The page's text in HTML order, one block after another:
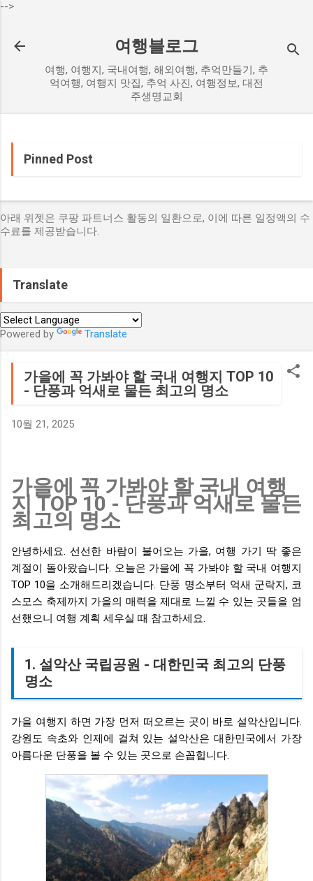
-->
여행블로그
여행, 여행지, 국내여행, 해외여행, 추억만들기, 추
억여행, 여행지 맛집, 추억 사진, 여행정보, 대전
주생명교회
Pinned Post
아래 위젯은 쿠팡 파트너스 활동의 일환으로, 이에 따른 일정액의 수
수료를 제공받습니다.
Translate
Powered by Translate
가을에 꼭 가봐야 할 국내 여행지 TOP 10
- 단풍과 억새로 물든 최고의 명소
10월 21, 2025
가을에 꼭 가봐야 할 국내 여행
지 TOP 10 - 단풍과 억새로 물든
최고의 명소
안녕하세요. 선선한 바람이 불어오는 가을, 여행 가기 딱 좋은
계절이 돌아왔습니다. 오늘은 가을에 꼭 가봐야 할 국내 여행지
TOP 10을 소개해드리겠습니다. 단풍 명소부터 억새 군락지, 코
스모스 축제까지 가을의 매력을 제대로 느낄 수 있는 곳들을 엄
선했으니 여행 계획 세우실 때 참고하세요.
1. 설악산 국립공원 - 대한민국 최고의 단풍
명소
가을 여행지 하면 가장 먼저 떠오르는 곳이 바로 설악산입니다.
강원도 속초와 인제에 걸쳐 있는 설악산은 대한민국에서 가장
아름다운 단풍을 볼 수 있는 곳으로 손꼽힙니다.